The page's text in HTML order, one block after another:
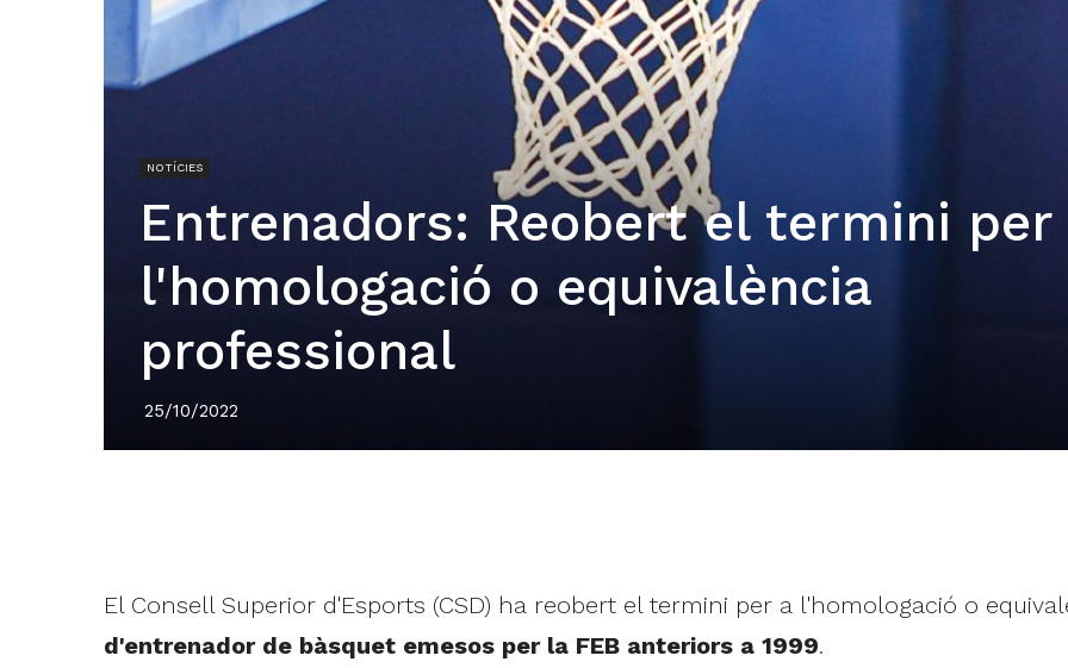
NOTÍCIES
Entrenadors: Reobert el termini per
l'homologació o equivalència
professional
25/10/2022
El Consell Superior d'Esports (CSD) ha reobert el termini per a l'homologació o
d'entrenador de bàsquet emesos per la FEB anteriors a 1999.